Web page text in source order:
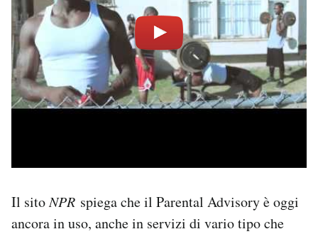
Il sitoNPR spiega che il Parental Advisory è oggi
ancora in uso, anche in servizi di vario tipo che